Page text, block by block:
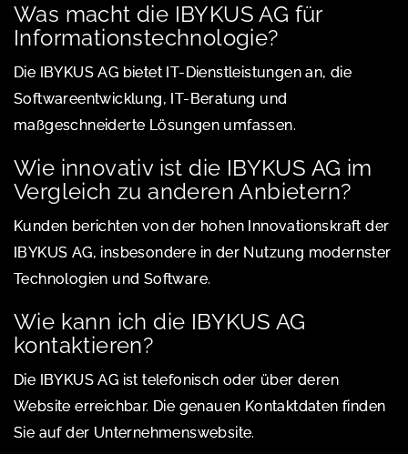
Was macht die IBYKUS AG für
Informationstechnologie?
Die IBYKUS AG bietet IT-Dienstleistungen an, die
Softwareentwicklung, IT-Beratung und
maßgeschneiderte Lösungen umfassen.
Wie innovativ ist die IBYKUS AG im
Vergleich zu anderen Anbietern?
Kunden berichten von der hohen Innovationskraft der
IBYKUS AG, insbesondere in der Nutzung modernster
Technologien und Software.
Wie kann ich die IBYKUS AG
kontaktieren?
Die IBYKUS AG ist telefonisch oder über deren
Website erreichbar. Die genauen Kontaktdaten finden
Sie auf der Unternehmenswebsite.